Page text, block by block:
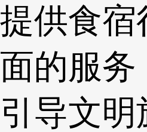
提供食宿
面的服务
引导文明